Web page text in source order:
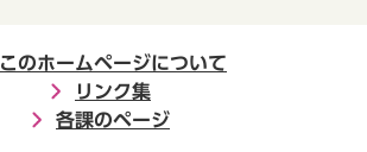
このホームページについて
リンク集
各課のページ